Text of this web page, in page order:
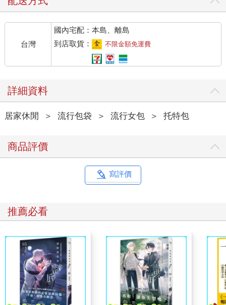
台灣
國內宅配：本島、離島
到店取貨：
不限金額免運費
詳細資料
居家休閒 ＞ 流行包袋 ＞ 流行女包 ＞ 托特包
商品評價
寫評價
推薦必看